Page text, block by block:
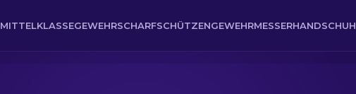
MITTELKLASSEGEWEHRSCHARFSCHÜTZENGEWEHRMESSERHANDSCHUH